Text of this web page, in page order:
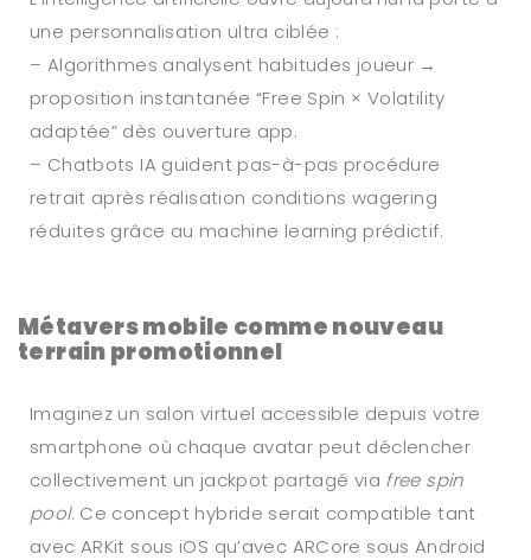
une personnalisation ultra ciblée :
– Algorithmes analysent habitudes joueur →
proposition instantanée “Free Spin × Volatility
adaptée” dès ouverture app.
– Chatbots IA guident pas-à-pas procédure
retrait après réalisation conditions wagering
réduites grâce au machine learning prédictif.
Métavers mobile comme nouveau
terrain promotionnel
Imaginez un salon virtuel accessible depuis votre
smartphone où chaque avatar peut déclencher
collectivement un jackpot partagé via free spin
pool. Ce concept hybride serait compatible tant
avec ARKit sous iOS qu’avec ARCore sous Android